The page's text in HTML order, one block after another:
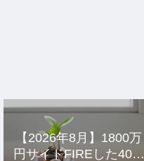
【2026年8月】1800万
円サイドFIREした40代